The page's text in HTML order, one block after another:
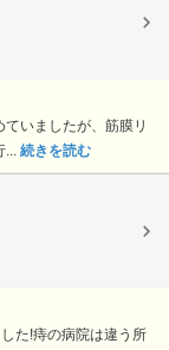
いましたが、筋膜リ
... 続きを読む
た!痔の病院は違う所